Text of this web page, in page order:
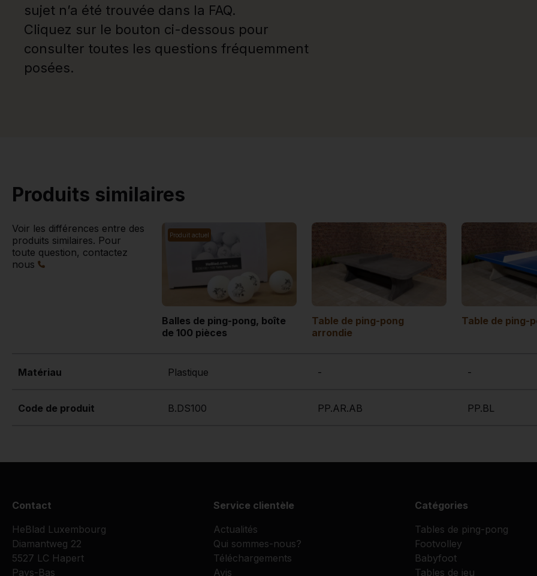
sujet n’a été trouvée dans la FAQ.
Cliquez sur le bouton ci-dessous pour
consulter toutes les questions fréquemment
posées.
Produits similaires
Voir les différences entre des
produits similaires. Pour
toute question, contactez
nous
Produit actuel
Balles de ping-pong, boîte
de 100 pièces
Table de ping-pong
arrondie
Table de ping-
Matériau
Code de produit
Plastique
B.DS100
-
PP.AR.AB
-
PP.BL
Contact
HeBlad Luxembourg
Diamantweg 22
5527 LC Hapert
Pays-Bas
Service clientèle
Actualités
Qui sommes-nous?
Téléchargements
Avis
Catégories
Tables de ping-pong
Footvolley
Babyfoot
Tables de jeu